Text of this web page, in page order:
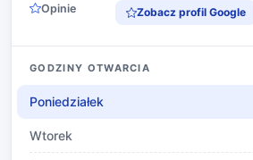
Opinie Zobacz profil Google
GODZINY OTWARCIA
Poniedziałek
Wtorek